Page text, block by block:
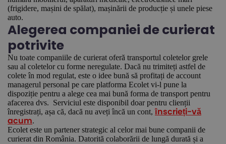
(frigidere, mașini de spălat), mașinării de producție și unele piese
auto.
Alegerea companiei de curierat
potrivite
Nu toate companiile de curierat oferă transportul coletelor grele
sau al coletelor cu forme neregulate. Dacă nu trimiteți astfel de
colete în mod regulat, este o idee bună să profitați de account
managerul personal pe care platforma Ecolet vi-l pune la
dispoziție pentru a alege cea mai bună forma de transport pentru
afacerea dvs. Serviciul este disponibil doar pentru clienții
înregistrați, așa că, dacă nu aveți încă un cont, înscrieți-vă
acum.
Ecolet este un partener strategic al celor mai bune companii de
curierat din România. Datorită colaborării de lungă durată și a